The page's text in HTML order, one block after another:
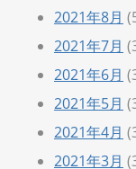
2021年8月
2021年7月
2021年6月
2021年5月
2021年4月
2021年3月